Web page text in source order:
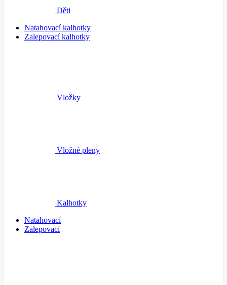
Děti
Natahovací kalhotky
Zalepovací kalhotky
Vložky
Vložné pleny
Kalhotky
Natahovací
Zalepovací